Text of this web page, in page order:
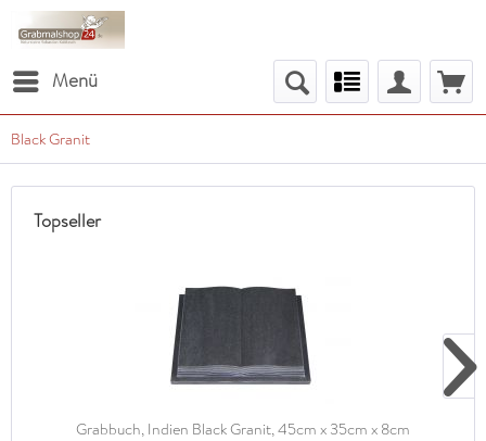
Menü
Black Granit
Topseller
Grabbuch, Indien Black Granit, 45cm x 35cm x 8cm